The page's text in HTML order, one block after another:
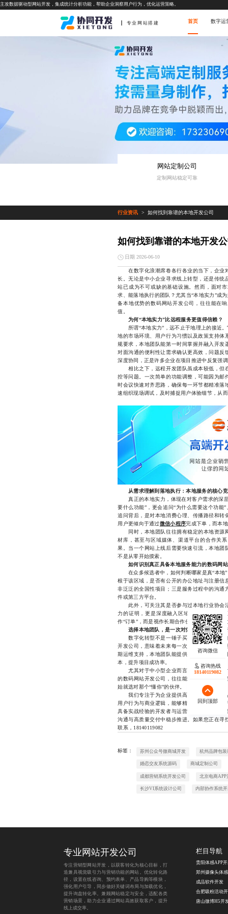
主攻数据驱动型网站开发，集成统计分析功能，帮助企业洞察用户行为，优化运营策略。
专业网站搭建 首页 数字运
网站定制公司
定制网站稳定可靠
行业资讯 > 如何找到靠谱的本地开发公司
如何找到靠谱的本地开发
日期 2026-06-10
在数字化浪潮席卷各行各业的当下，企业
长。无论是中小企业寻求线上转型，还是传
站已成为不可或缺的基础设施。然而，面对
求、能落地执行的团队？尤其当“本地实力”成
备本地优势的数码网站开发公司，往往能在
值。
为何“本地实力”比远程服务更值得信赖？
所谓“本地实力”，远不止于地理上的接近。
地的市场环境、用户行为习惯以及政策支持
规要求，本地团队能第一时间掌握并融入开
对面沟通的便利性让需求确认更高效，问题
深度协同，正是许多企业在项目推进中反复强
相比之下，远程开发团队虽成本较低，但
控等问题。一次简单的功能调整，可能因为
时会议快速对齐思路，确保每一环节都精准
速组织现场调试，及时捕捉用户体验细节，从
从需求理解到落地执行：本地服务的核心
真正的本地实力，体现在对客户需求的深层
要什么功能”，更会追问“为什么需要这个功能
追问背后，是对本地消费心理、传播路径和
用户更倾向于通过微信小程序完成下单，而本
同时，本地团队往往拥有稳定的本地资源
材库，甚至与区域媒体、渠道平台的合作关
果。当一个网站上线后需要快速引流，本地
不是从零开始摸索。
如何识别真正具备本地服务能力的数码网
在众多候选者中，如何判断哪家是真“本地”
根于该区域，是否有公开的办公地址与注册
非泛泛的全国性项目；三是服务过程中的沟
件或第三方平台。
此外，可关注其是否参与过本地行业协会
力的证明，更是深度融入区域生态的标志。
作“订单”，而是视作长期合作伙伴，愿意投入
选择本地团队，是一次对效率与质量的投资
数字化转型不是一锤子买卖，而是一个持
开发公司，意味着未来每一次更新、优化都
期运维支持，本地团队能提供稳定、可持续
本，提升项目成功率。
尤其对于中小型企业而言，时间就是竞争
的数码网站开发公司，往往能助你在关键节
始就选对那个“懂你”的伙伴。
我们专注于为企业提供高匹配度的数码网
用户行为与商业逻辑，能够精准捕捉企业核
具备实战经验的开发者与运营专家组成，始终
沟通与高质量交付中稳步推进。如果您正在
联系，18140119082
标签： 苏州公众号微商城开发 杭州品牌包装
婚恋交友系统源码 商城定制公司
成都营销系统开发公司 北京电商APP
长沙VI系统设计公司 内部协作系统
咨询热线
18140119082
回到顶部
专业网站开发公司
专注营销型网站开发，以获客转化为核心目标，打
造兼具视觉吸引力与营销功能的网站。优化转化路
径，设置在线咨询、预约表单、产品导购等模块，
强化用户引导，同步做好关键词布局与加载优化，
提升询盘转化率。兼顾网站稳定与安全，适配各类
营销场景，助力企业通过网站高效获取客户，提升
线上成交率。
栏目导航
贵阳体感APP
成品软件开发
合肥吸粉活动
唐山微博H5开